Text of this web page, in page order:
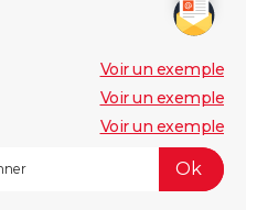
Voir un exemple
Voir un exemple
Voir un exemple